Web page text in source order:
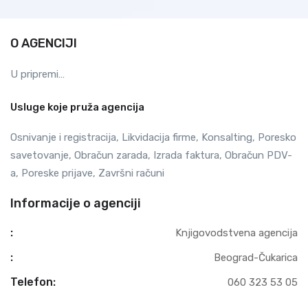
O AGENCIJI
U pripremi…
Usluge koje pruža agencija
Osnivanje i registracija, Likvidacija firme, Konsalting, Poresko
savetovanje, Obračun zarada, Izrada faktura, Obračun PDV-
a, Poreske prijave, Završni računi
Informacije o agenciji
: Knjigovodstvena agencija
: Beograd-Čukarica
Telefon: 060 323 53 05